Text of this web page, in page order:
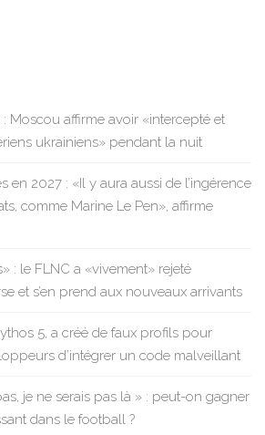
Moscou affirme avoir «intercepté et
ukrainiens» pendant la nuit
en 2027 : «Il y aura aussi de l’ingérence
comme Marine Le Pen», affirme
: le FLNC a «vivement» rejeté
et s’en prend aux nouveaux arrivants
5, a créé de faux profils pour
d’intégrer un code malveillant
je ne serais pas là » : peut-on gagner
dans le football ?